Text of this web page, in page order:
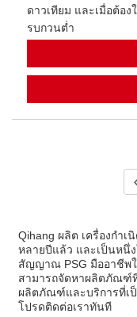
ดาวเทียม และเมื่อต้อ
รบกวนต่ำ
Qihang ผลิต เครื่องกำ
หลายปีแล้ว และเป็นหนึ่
สัญญาณ PSG มืออาชีพใ
สามารถจัดหาผลิตภัณฑ์
ผลิตภัณฑ์และบริการที่เป็
โปรดติดต่อเราทันที